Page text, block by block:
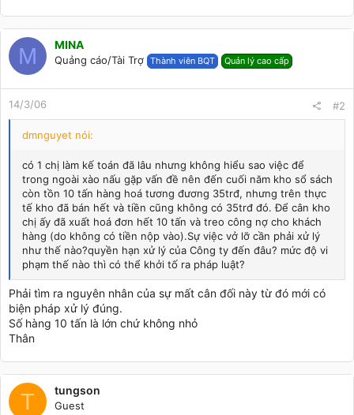
M MINA
Quảng cáo/Tài Trợ Thành viên BQT Quản lý cao cấp
14/3/06 #2
dmnguyet nói:
có 1 chị làm kế toán đã lâu nhưng không hiểu sao việc để
trong ngoài xào nấu gặp vấn đề nên đến cuối năm kho sổ sách
còn tồn 10 tấn hàng hoá tương đương 35trđ, nhưng trên thực
tế kho đã bán hết và tiền cũng không có 35trđ đó. Để cân kho
chị ấy đã xuất hoá đơn hết 10 tấn và treo công nợ cho khách
hàng (do không có tiền nộp vào).Sự việc vở lỡ cần phải xử lý
như thế nào?quyền hạn xử lý của Công ty đến đâu? mức độ vi
phạm thế nào thì có thể khởi tố ra pháp luật?
Phải tìm ra nguyên nhân của sự mất cân đối này từ đó mới có
biện pháp xử lý đúng.
Số hàng 10 tấn là lớn chứ không nhỏ
Thân
T tungson
Guest